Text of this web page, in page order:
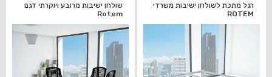
רגל מתכת לשולחן ישיבות משרדי
ROTEM
שולחן ישיבות מרובע ויוקרתי דגם
Rotem